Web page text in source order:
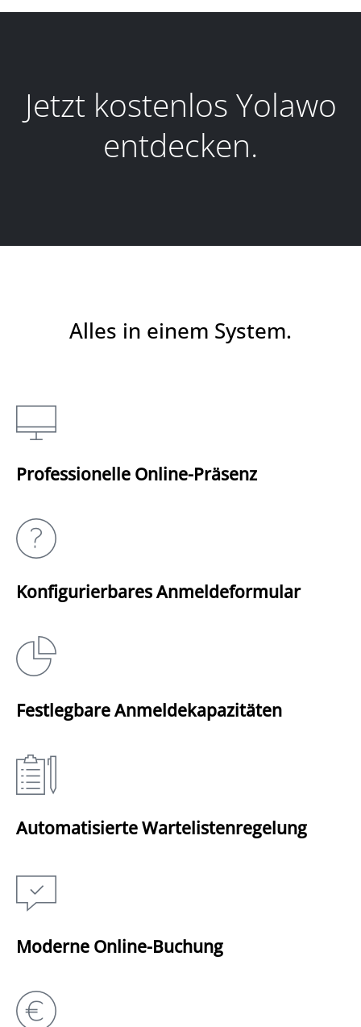
Jetzt kostenlos Yolawo
entdecken.
Alles in einem System.
Professionelle Online-Präsenz
Konfigurierbares Anmeldeformular
Festlegbare Anmeldekapazitäten
Automatisierte Wartelistenregelung
Moderne Online-Buchung